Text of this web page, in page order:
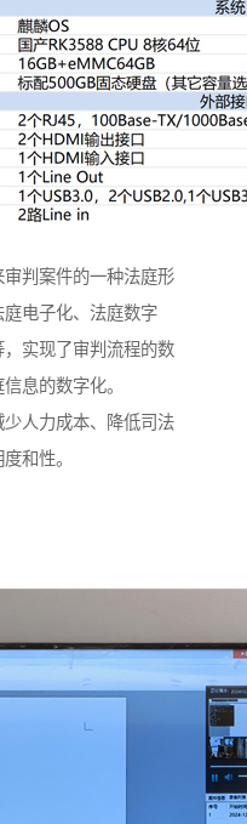
判案件的一种法庭形
电子化、法庭数字
实现了审判流程的数
息的数字化。
人力成本、降低司法
和性。